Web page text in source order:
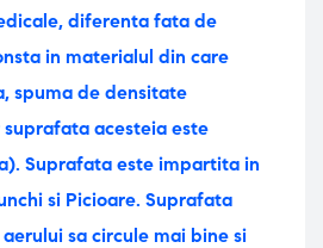
diferenta fata de
in materialul din care
spuma de densitate
acesteia este
Suprafata este impartita in
si Picioare. Suprafata
sa circule mai bine si